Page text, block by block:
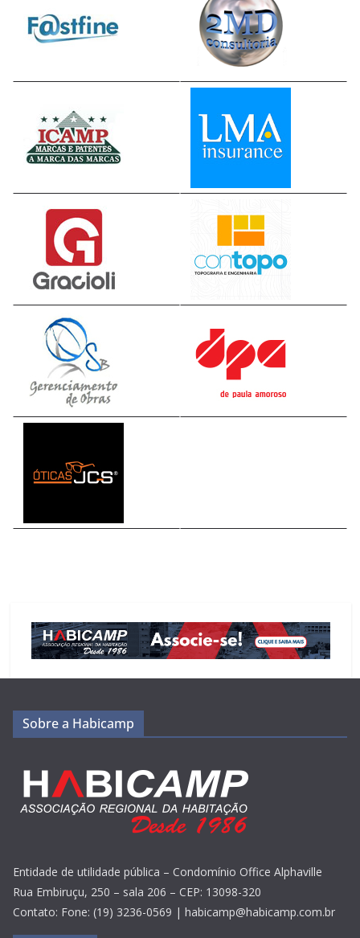
Sobre a Habicamp
Entidade de utilidade pública – Condomínio Office Alphaville
Rua Embiruçu, 250 – sala 206 – CEP: 13098-320
Contato: Fone: (19) 3236-0569 | habicamp@habicamp.com.br